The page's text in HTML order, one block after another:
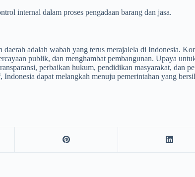
internal dalam proses pengadaan barang dan jasa.
adalah wabah yang terus merajalela di Indonesia.
publik, dan menghambat pembangunan. Upaya
perbaikan hukum, pendidikan masyarakat, dan
dapat melangkah menuju pemerintahan yang